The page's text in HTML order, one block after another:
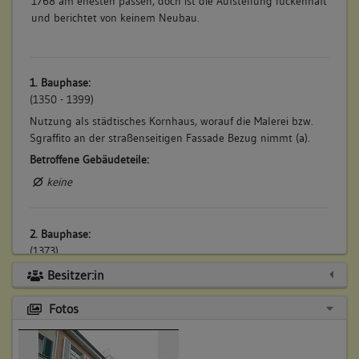
und berichtet von keinem Neubau.
1. Bauphase:
(1350 - 1399)
Nutzung als städtisches Kornhaus, worauf die Malerei bzw.
Sgraffito an der straßenseitigen Fassade Bezug nimmt (a).
Betroffene Gebäudeteile:
keine
2. Bauphase:
(1373)
Das Gebäude ist erstmals 1373 (a) als Bürgerhaus „Zum
Sumber“ genannt
Betroffene Gebäudeteile:
keine
Besitzer:in
Fotos